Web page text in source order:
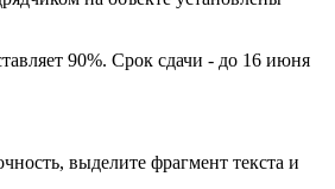
90%. Срок сдачи - до 16 июня
выделите фрагмент текста и